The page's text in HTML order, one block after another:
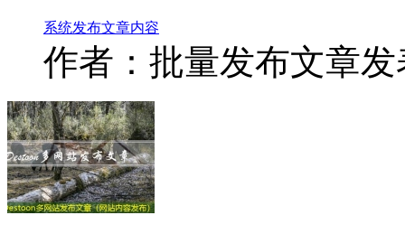
系统发布文章内容
作者：批量发布文章发